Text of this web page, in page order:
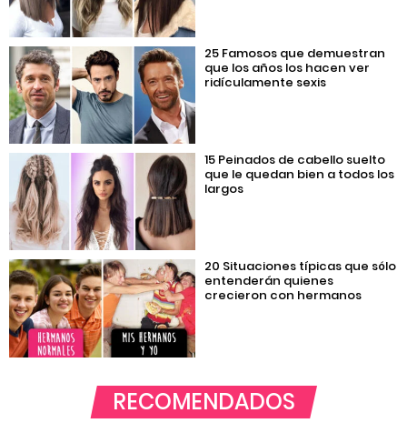
25 Famosos que demuestran
que los años los hacen ver
ridículamente sexis
15 Peinados de cabello suelto
que le quedan bien a todos los
largos
20 Situaciones típicas que sólo
entenderán quienes
crecieron con hermanos
RECOMENDADOS